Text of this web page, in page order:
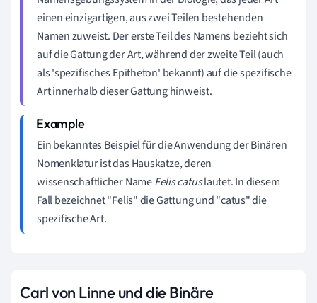
einen einzigartigen, aus zwei Teilen bestehenden
Namen zuweist. Der erste Teil des Namens bezieht sich
auf die Gattung der Art, während der zweite Teil (auch
als 'spezifisches Epitheton' bekannt) auf die spezifische
Art innerhalb dieser Gattung hinweist.
Ein bekanntes Beispiel für die Anwendung der Binären
Nomenklatur ist das Hauskatze, deren
wissenschaftlicher NameFelis catuslautet. In diesem
Fall bezeichnet "Felis" die Gattung und "catus" die
spezifische Art.
Carl von Linne und die Binäre